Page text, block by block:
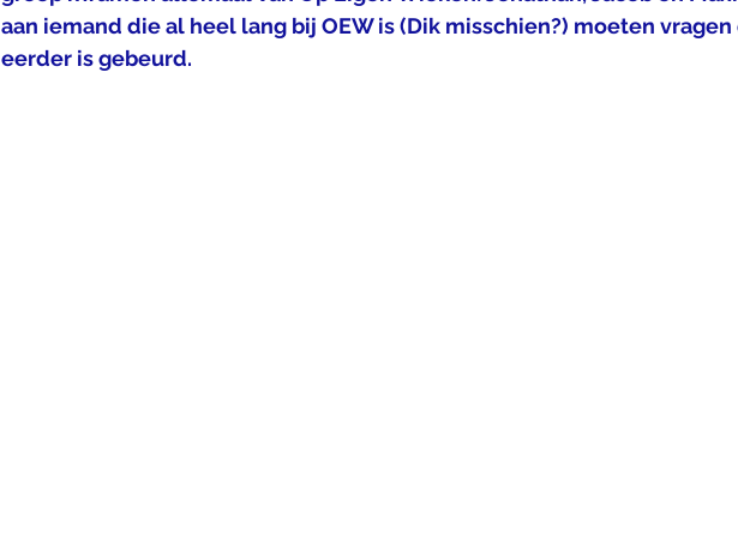
aan iemand die al heel lang bij OEW is (Dik misschien?) moeten
eerder is gebeurd.